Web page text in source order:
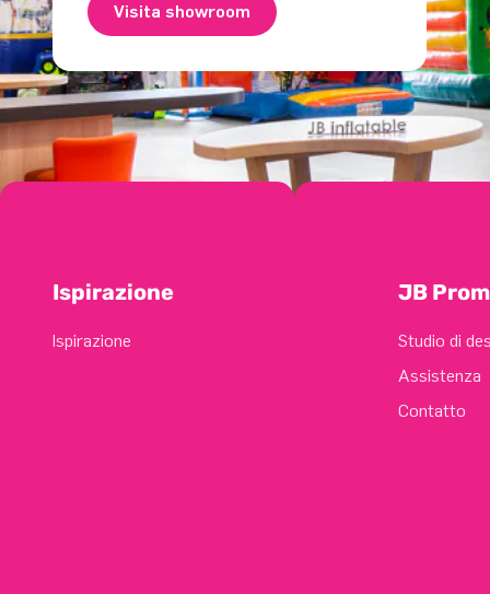
Visita showroom
Ispirazione
Ispirazione
JB
Studio di
Assistenza
Contatto